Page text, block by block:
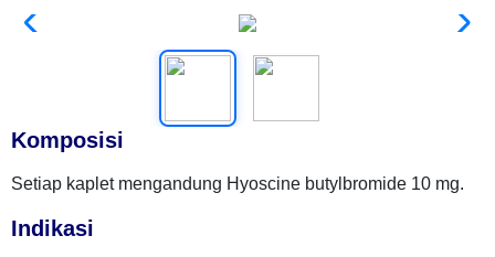
Komposisi
Setiap kaplet mengandung Hyoscine butylbromide 10 mg.
Indikasi